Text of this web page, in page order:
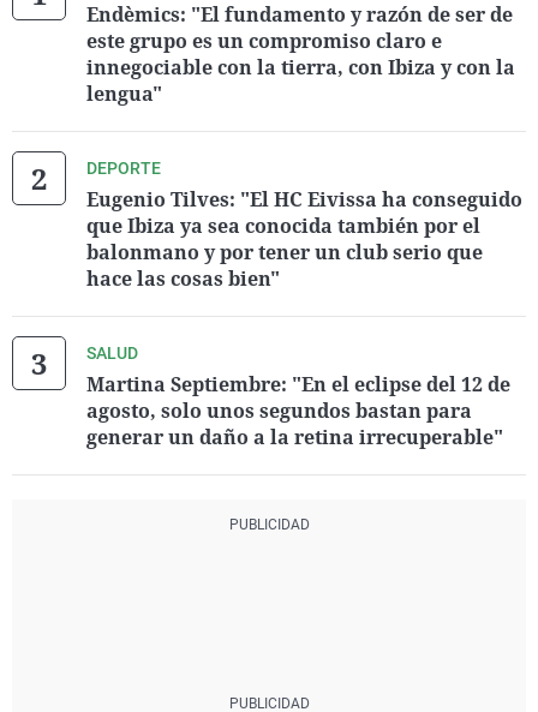
Endèmics: "El fundamento y razón de ser de
este grupo es un compromiso claro e
innegociable con la tierra, con Ibiza y con la
lengua"
DEPORTE
Eugenio Tilves: "El HC Eivissa ha conseguido
que Ibiza ya sea conocida también por el
balonmano y por tener un club serio que
hace las cosas bien"
SALUD
Martina Septiembre: "En el eclipse del 12 de
agosto, solo unos segundos bastan para
generar un daño a la retina irrecuperable"